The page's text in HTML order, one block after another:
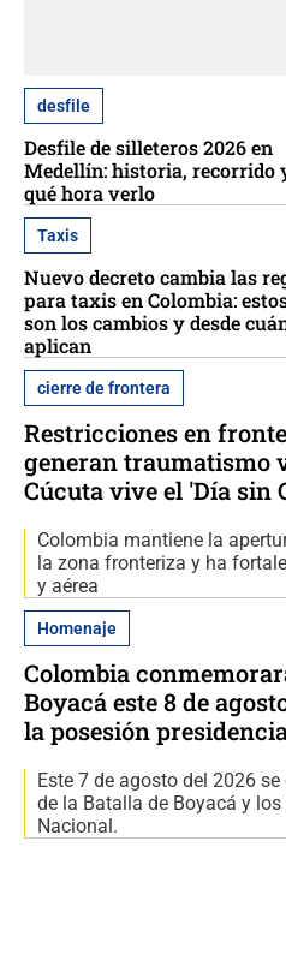
desfile
Desfile de silleteros 2026 en
Medellín: historia, recorrido
qué hora verlo
Taxis
Nuevo decreto cambia las
para taxis en Colombia:
son los cambios y desde
aplican
cierre de frontera
Restricciones en
generan traumatismo
Cúcuta vive el 'Día sin
Colombia mantiene la
la zona fronteriza y ha
y aérea
Homenaje
Colombia
Boyacá este 8 de
la posesión
Este 7 de agosto del 2026
de la Batalla de Boyacá y
Nacional.